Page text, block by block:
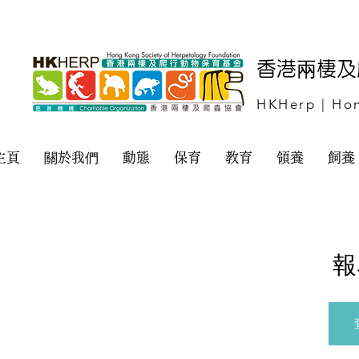
香港兩棲
HKHerp |
頁 關於我們 動態 保育 教育 領養 飼養